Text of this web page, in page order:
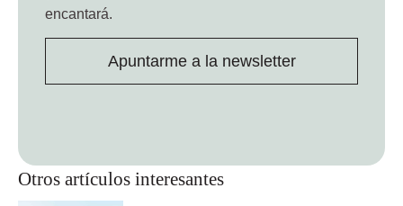
Otros artículos interesantes
encantará.
Apuntarme a la newsletter